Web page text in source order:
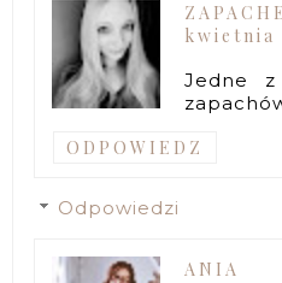
kwietnia
Jedne z
ODPOWIEDZ
Odpowiedzi
ANIA